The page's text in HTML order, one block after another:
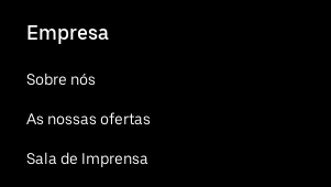
Empresa
Sobre nós
As nossas ofertas
Sala de Imprensa